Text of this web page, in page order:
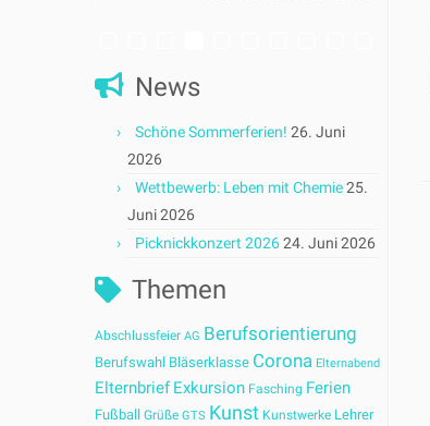
News
Schöne Sommerferien! 26. Juni
2026
Wettbewerb: Leben mit Chemie25.
Juni 2026
Picknickkonzert 202624. Juni 2026
Themen
Abschlussfeier AG Berufsorientierung
Berufswahl Bläserklasse Corona Elternabend
Elternbrief Exkursion Fasching Ferien
Fußball Grüße GTS Kunst Kunstwerke Lehrer